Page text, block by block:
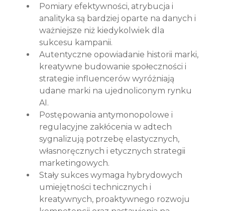
Pomiary efektywności, atrybucja i
analityka są bardziej oparte na danych i
ważniejsze niż kiedykolwiek dla
sukcesu kampanii.
Autentyczne opowiadanie historii marki,
kreatywne budowanie społeczności i
strategie influencerów wyróżniają
udane marki na ujednoliconym rynku
AI.
Postępowania antymonopolowe i
regulacyjne zakłócenia w adtech
sygnalizują potrzebę elastycznych,
własnoręcznych i etycznych strategii
marketingowych.
Stały sukces wymaga hybrydowych
umiejętności technicznych i
kreatywnych, proaktywnego rozwoju